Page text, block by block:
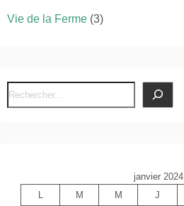
Vie de la Ferme (3)
R
e
janvier 2024
L
M M J